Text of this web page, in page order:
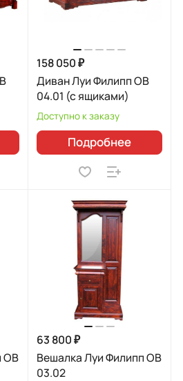
158 050 ₽
Диван Луи Филипп ОВ
04.01 (с ящиками)
Доступно к заказу
Подробнее
ОВ
63 800 ₽
Вешалка Луи Филипп ОВ
03.02